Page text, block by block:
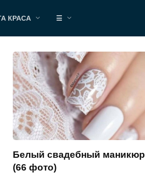
КРАСА ☰
Белый свадебный маникюр
(66 фото)